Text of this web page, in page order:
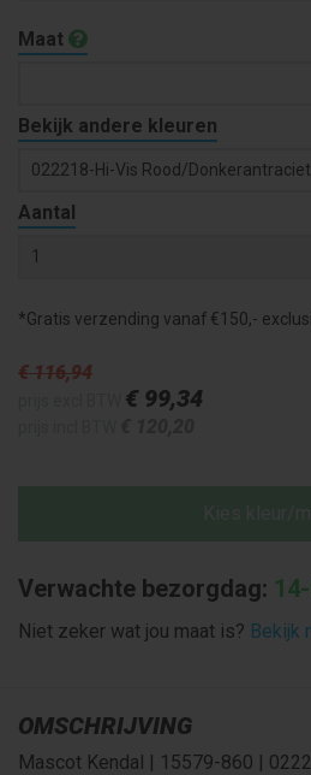
Maat
Bekijk andere kleuren
022218-Hi-Vis Rood/donkerantraciet
Aantal
*Gratis verzending vanaf €150,-
€ 116,94
€ 99,34
Verwachte bezorgdag:
Niet zeker wat jou maat is? Bekijk
OMSCHRIJVING
Mascot Kendal | 15579-860 |